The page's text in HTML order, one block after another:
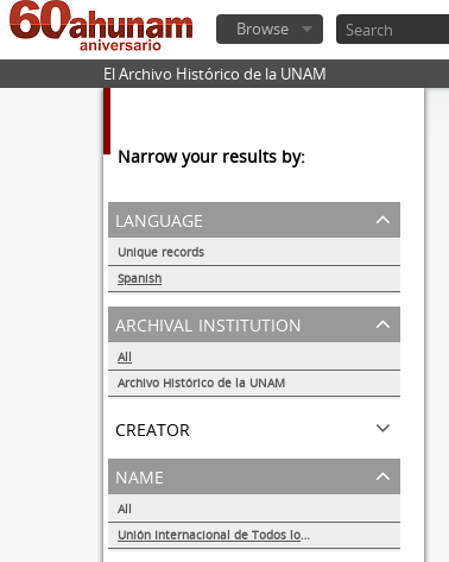
Browse
El Archivo Histórico de la UNAM
Narrow your results by:
language
Unique records
Spanish
1
archival institution
All
Archivo Histórico de la UNAM
creator
name
All
Unión Internacional de Todos los Amigos (VITA-México)